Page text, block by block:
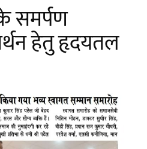
समर्पण
हेतु हृदयतल